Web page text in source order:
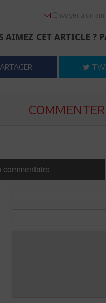
Envoyer à un ami
AIMEZ CET ARTICLE ?
commentaire